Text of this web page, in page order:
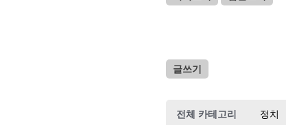
글쓰기
전체 카테고리 정치